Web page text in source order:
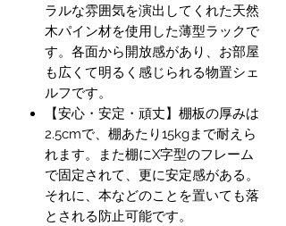
ラルな雰囲気を演出してくれた天然
木パイン材を使用した薄型ラックで
す。各面から開放感があり、お部屋
も広くて明るく感じられる物置シェ
ルフです。
【安心・安定・頑丈】棚板の厚みは
2.5cmで、棚あたり15kgまで耐えら
れます。また棚にX字型のフレーム
で固定されて、更に安定感がある。
それに、本などのことを置いても落
とされる防止可能です。